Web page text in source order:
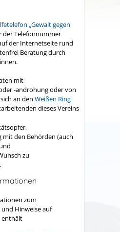
„Gewalt gegen
der Telefonnummer
der Internetseite rund
Beratung durch
mit
-androhung oder von
an den Weißen Ring
dieses Vereins
mit den Behörden (auch
zu
zum
Hinweise auf
enthält